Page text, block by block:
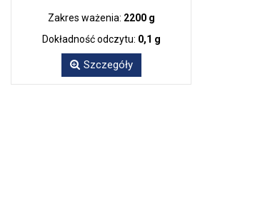
Zakres ważenia: 2200 g
Dokładność odczytu: 0,1 g
Szczegóły